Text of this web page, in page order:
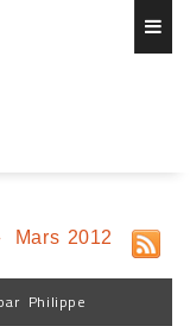
Mars 2012
Philippe